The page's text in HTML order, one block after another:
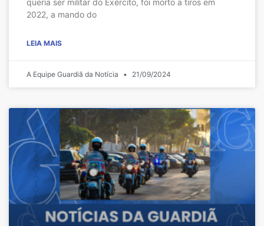
2022, a mando do
LEIA MAIS
A Equipe Guardiã da Notícia 21/09/2024